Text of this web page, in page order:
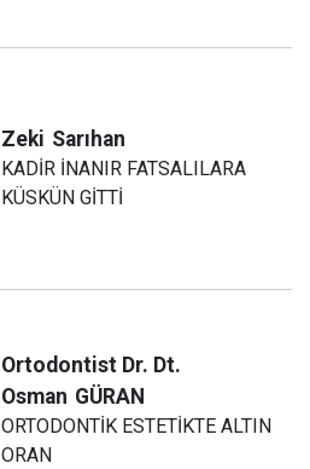
Zeki Sarıhan
KADİR İNANIR FATSALILARA
KÜSKÜN GİTTİ
Ortodontist Dr. Dt.
Osman GÜRAN
ORTODONTİK ESTETİKTE ALTIN
ORAN